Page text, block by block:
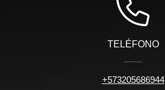
TELÉFONO
+573205686944